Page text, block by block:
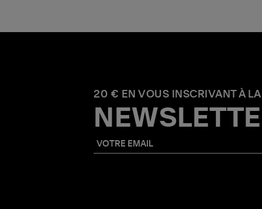
20 € EN VOUS INSCRIVANT À LA